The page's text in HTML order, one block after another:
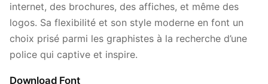
internet, des brochures, des affiches, et même des
logos. Sa flexibilité et son style moderne en font un
choix prisé parmi les graphistes à la recherche d’une
police qui captive et inspire.
Download Font